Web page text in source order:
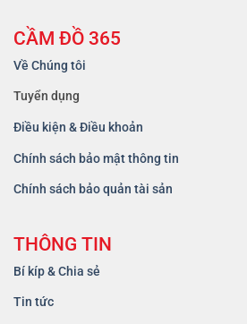
CẦM ĐỒ 365
Về Chúng tôi
Tuyển dụng
Điều kiện & Điều khoản
Chính sách bảo mật thông tin
Chính sách bảo quản tài sản
THÔNG TIN
Bí kíp & Chia sẻ
Tin tức